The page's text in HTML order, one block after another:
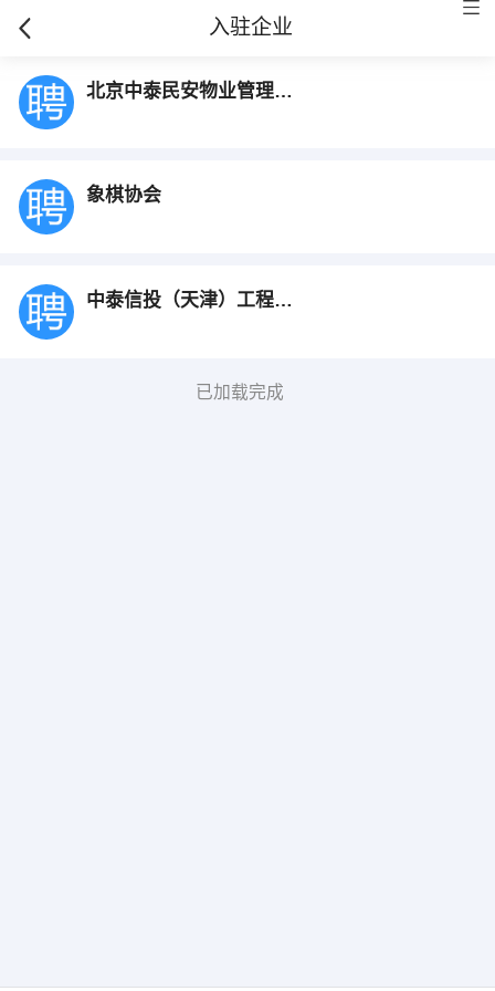
入驻企业
北京中泰民安物业管理有限公司
象棋协会
中泰信投（天津）工程有限公司
已加载完成